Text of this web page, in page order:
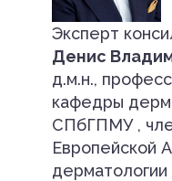
Эксперт
Денис
д.м.н.,
кафедры
СПбГПМУ ,
Европейской
дерматологии